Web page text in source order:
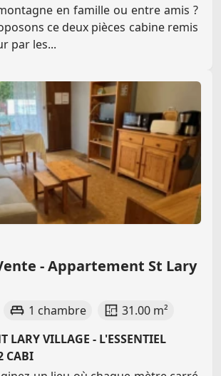
en famille ou entre amis ?
ce deux pièces cabine remis
par les...
- Appartement St Lary
1 chambre
31.00 m²
LARY VILLAGE - L'ESSENTIEL
CABI